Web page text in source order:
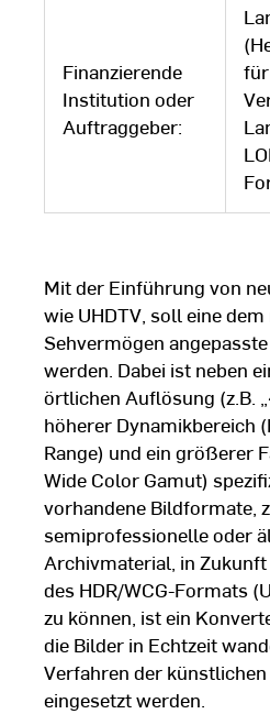
Finanzierende
Institution oder
Auftraggeber:
Mit der Einführung von
wie UHDTV, soll eine
Sehvermögen
werden. Dabei ist neben
örtlichen Auflösung (z.B.
höherer Dynamikbereich
Range) und ein größerer
Wide Color Gamut)
vorhandene Bildformate,
semiprofessionelle oder
Archivmaterial, in
des HDR/WCG-Formats
zu können, ist ein
die Bilder in Echtzeit
Verfahren der
eingesetzt werden.